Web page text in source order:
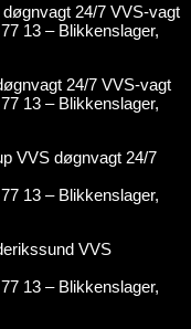
24/7 VVS-vagt
13 – Blikkenslager,
24/7 VVS-vagt
13 – Blikkenslager,
VVS døgnvagt 24/7
13 – Blikkenslager,
VVS
13 – Blikkenslager,